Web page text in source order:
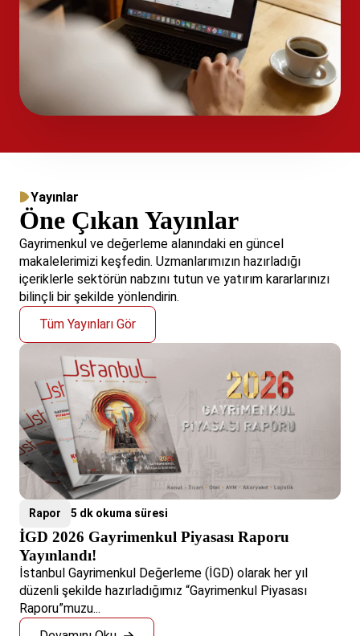
Yayınlar
Öne Çıkan Yayınlar
Gayrimenkul ve değerleme alanındaki en güncel
makalelerimizi keşfedin. Uzmanlarımızın hazırladığı
içeriklerle sektörün nabzını tutun ve yatırım kararlarınızı
bilinçli bir şekilde yönlendirin.
Tüm Yayınları Gör
Rapor 5 dk okuma süresi
İGD 2026 Gayrimenkul Piyasası Raporu
Yayınlandı!
İstanbul Gayrimenkul Değerleme (İGD) olarak her yıl
düzenli şekilde hazırladığımız “Gayrimenkul Piyasası
Raporu”muzu...